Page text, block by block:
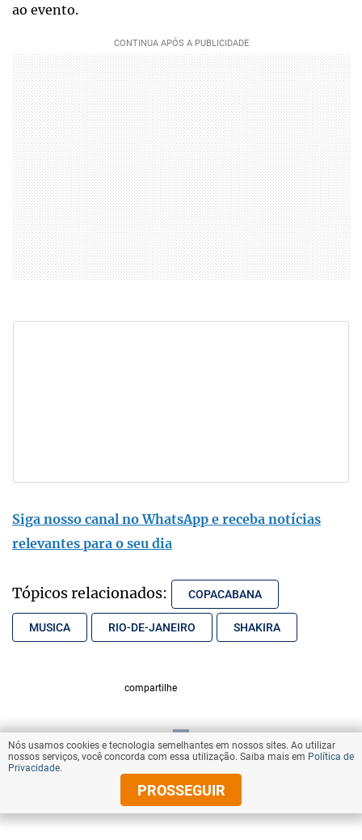
ao evento.
Siga nosso canal no WhatsApp e receba notícias
relevantes para o seu dia
Tópicos relacionados: COPACABANA
MUSICA RIO-DE-JANEIRO SHAKIRA
compartilhe
VOLTAR AO TOPO
© Copyright 2026 Diários Associados
Nós usamos cookies e tecnologia semelhantes em nossos sites. Ao utilizar
nossos serviços, você concorda com essa utilização. Saiba mais em Política de
Privacidade.
PROSSEGUIR